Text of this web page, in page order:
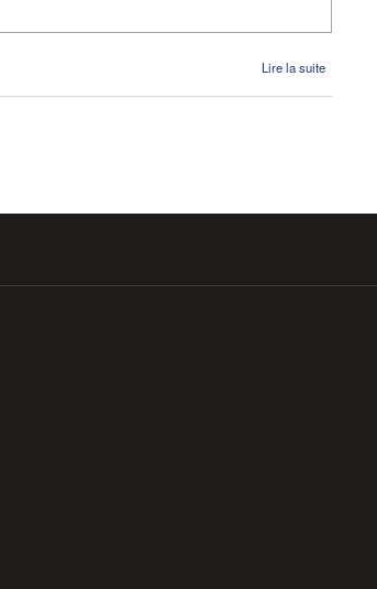
Lire la suite